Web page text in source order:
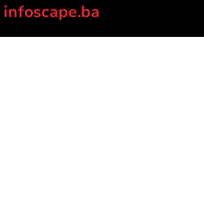
infoscape.ba